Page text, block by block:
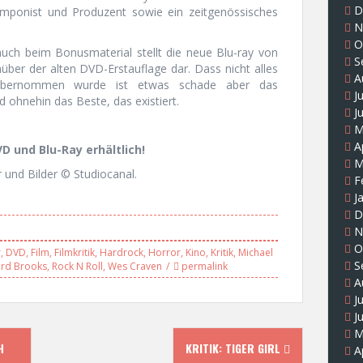
und Produzent sowie ein zeitgenössisches
beim Bonusmaterial stellt die neue Blu-ray von
der alten DVD-Erstauflage dar. Dass nicht alles
wurde ist etwas schade aber das
ohnehin das Beste, das existiert.
und Blu-Ray erhältlich!
und Bilder © Studiocanal.
, DVD, Film, Filmkritik, Hardrock, Horror, Kino, Kritik, Michael
Brooks, Rock N Roll, Wes Craven permalink
KRITIK: TIGER GIRL